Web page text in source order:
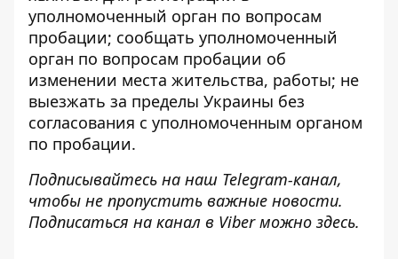
уполномоченный орган по вопросам
пробации; сообщать уполномоченный
орган по вопросам пробации об
изменении места жительства, работы; не
выезжать за пределы Украины без
согласования с уполномоченным органом
по пробации.
Подписывайтесь на наш Telegram-канал,
чтобы не пропустить важные новости.
Подписаться на канал в Viber можно здесь.